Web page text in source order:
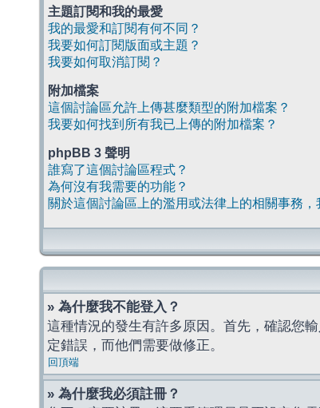
主題訂閱和我的最愛
我的最愛和訂閱有何不同？
我要如何訂閱版面或主題？
我要如何取消訂閱？
附加檔案
這個討論區允許上傳甚麼類型的附加檔案？
我要如何找到所有我已上傳的附加檔案？
phpBB 3 聲明
誰寫了這個討論區程式？
為何沒有我需要的功能？
關於這個討論區上的濫用或法律上的相關事務，
» 為什麼我不能登入？
這種情況的發生有許多原因。首先，確認您
定錯誤，而他們需要做修正。
回頂端
» 為什麼我必須註冊？